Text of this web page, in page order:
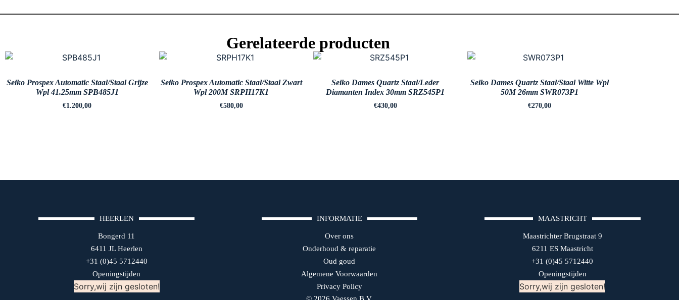
Gerelateerde producten
Seiko Prospex Automatic Staal/Staal Grijze
Wpl 41.25mm SPB485J1
€1.200,00
Seiko Prospex Automatic Staal/Staal Zwart
Wpl 200M SRPH17K1
€580,00
Seiko Dames Quartz Staal/Leder
Diamanten Index 30mm SRZ545P1
€430,00
Seiko Dames Quartz Staal/Staal Witte Wpl
50M 26mm SWR073P1
€270,00
HEERLEN
Bongerd 11
6411 JL Heerlen
+31 (0)45 5712440
Openingstijden
Sorry,wij zijn gesloten!
INFORMATIE
Over ons
Onderhoud & reparatie
Oud goud
Algemene Voorwaarden
Privacy Policy
MAASTRICHT
Maastrichter Brugstraat 9
6211 ES Maastricht
+31 (0)45 5712440
Openingstijden
Sorry,wij zijn gesloten!